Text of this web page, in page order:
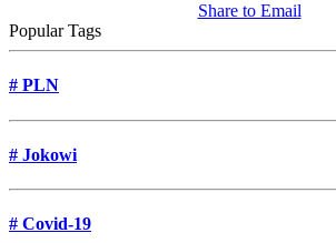
Share to Email
Popular Tags
# PLN
# Jokowi
# Covid-19